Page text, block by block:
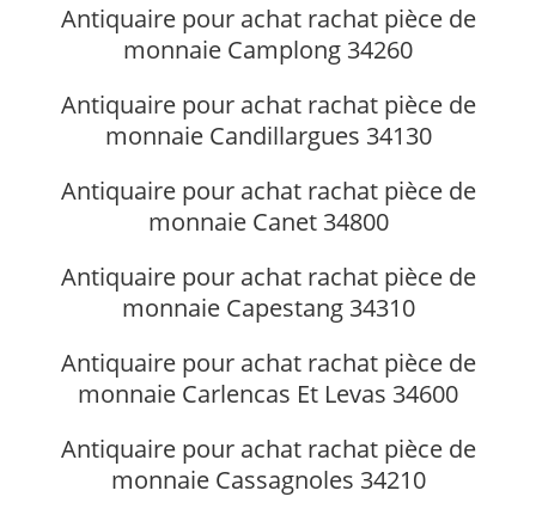
Antiquaire pour achat rachat pièce de
monnaie Camplong 34260
Antiquaire pour achat rachat pièce de
monnaie Candillargues 34130
Antiquaire pour achat rachat pièce de
monnaie Canet 34800
Antiquaire pour achat rachat pièce de
monnaie Capestang 34310
Antiquaire pour achat rachat pièce de
monnaie Carlencas Et Levas 34600
Antiquaire pour achat rachat pièce de
monnaie Cassagnoles 34210